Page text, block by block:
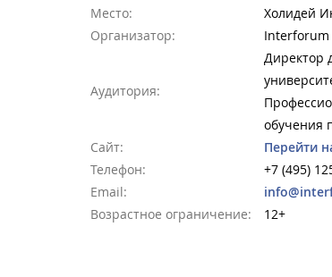
Место:
Холидей
Организатор:
Interforum
Аудитория:
Директор
обучения
Сайт:
Перейти
Телефон:
+7 (495)
Email:
Возрастное ограничение:
12+